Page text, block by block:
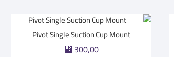
Pivot Single Suction Cup Mount
⃁ 300,00